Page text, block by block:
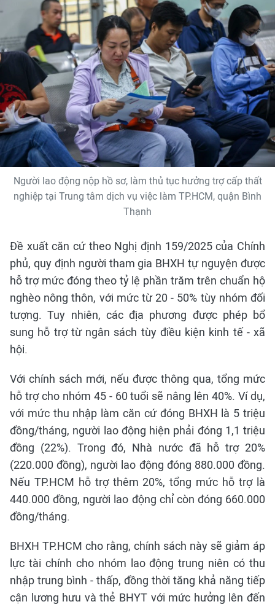
Người lao động nộp hồ sơ, làm thủ tục hưởng trợ cấp thất
nghiệp tại Trung tâm dịch vụ việc làm TP.HCM, quận Bình
Thạnh
Đề xuất căn cứ theo Nghị định 159/2025 của Chính
phủ, quy định người tham gia BHXH tự nguyện được
hỗ trợ mức đóng theo tỷ lệ phần trăm trên chuẩn hộ
nghèo nông thôn, với mức từ 20 - 50% tùy nhóm đối
tượng. Tuy nhiên, các địa phương được phép bổ
sung hỗ trợ từ ngân sách tùy điều kiện kinh tế - xã
hội.
Với chính sách mới, nếu được thông qua, tổng mức
hỗ trợ cho nhóm 45 - 60 tuổi sẽ nâng lên 40%. Ví dụ,
với mức thu nhập làm căn cứ đóng BHXH là 5 triệu
đồng/tháng, người lao động hiện phải đóng 1,1 triệu
đồng (22%). Trong đó, Nhà nước đã hỗ trợ 20%
(220.000 đồng), người lao động đóng 880.000 đồng.
Nếu TP.HCM hỗ trợ thêm 20%, tổng mức hỗ trợ là
440.000 đồng, người lao động chỉ còn đóng 660.000
đồng/tháng.
BHXH TP.HCM cho rằng, chính sách này sẽ giảm áp
lực tài chính cho nhóm lao động trung niên có thu
nhập trung bình - thấp, đồng thời tăng khả năng tiếp
cận lương hưu và thẻ BHYT với mức hưởng lên đến